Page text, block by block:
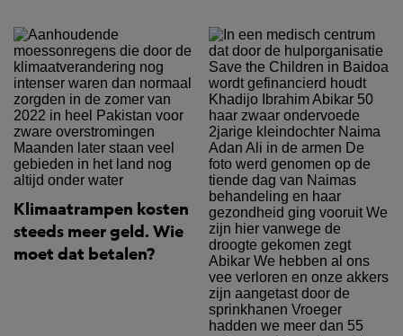
Klimaatrampen kosten
steeds meer geld. Wie
moet dat betalen?